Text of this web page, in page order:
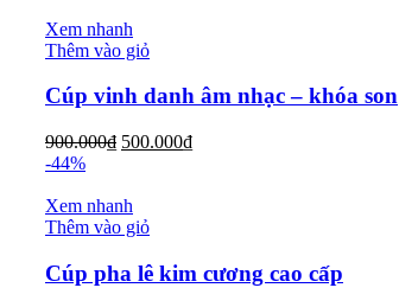
Xem nhanh
Thêm vào giỏ
Cúp vinh danh âm nhạc – khóa son
900.000₫ 500.000₫
-44%
Xem nhanh
Thêm vào giỏ
Cúp pha lê kim cương cao cấp